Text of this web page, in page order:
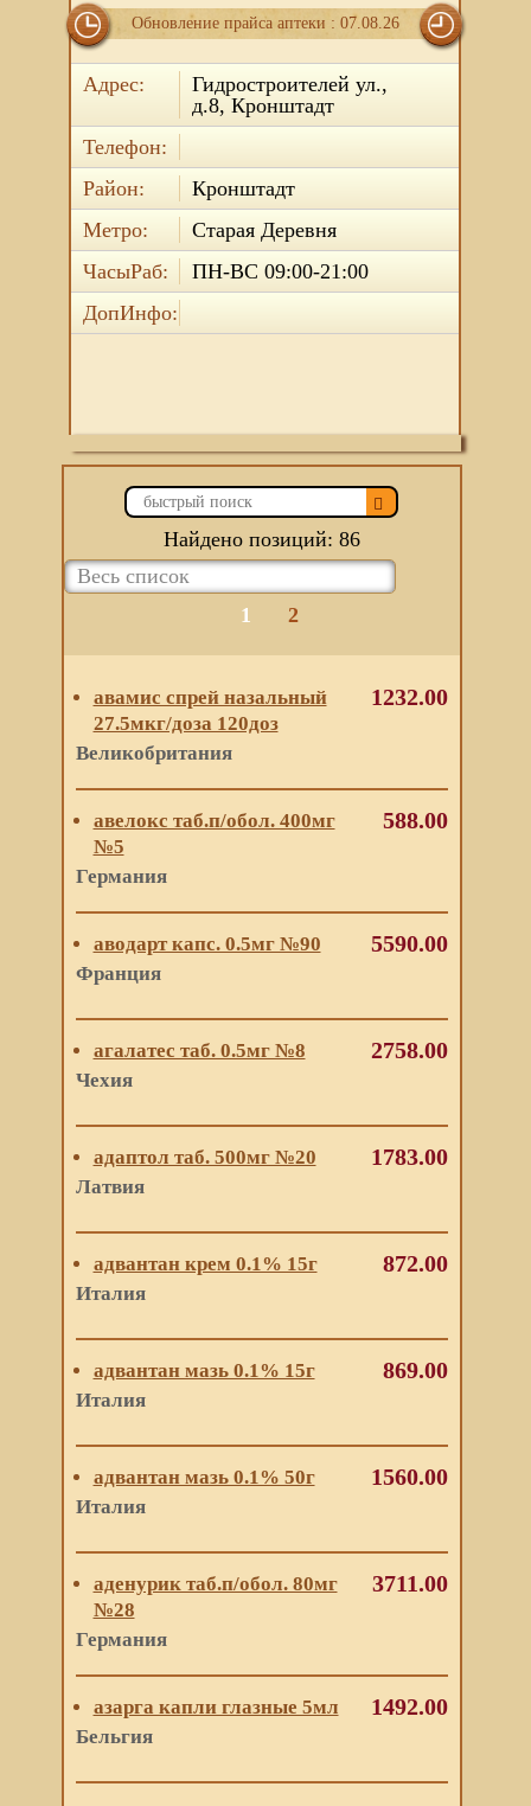
Обновление прайса аптеки : 07.08.26
Адрес:
Гидростроителей ул.,
д.8, Кронштадт
Телефон:
Район:
Кронштадт
Метро:
Старая Деревня
ЧасыРаб:
ПН-ВС 09:00-21:00
ДопИнфо:
Найдено позиций: 86
1 2
авамис спрей назальный
27.5мкг/доза 120доз
Великобритания
1232.00
авелокс таб.п/обол. 400мг
№5
Германия
588.00
аводарт капс. 0.5мг №90
Франция
5590.00
агалатес таб. 0.5мг №8
Чехия
2758.00
адаптол таб. 500мг №20
Латвия
1783.00
адвантан крем 0.1% 15г
Италия
872.00
адвантан мазь 0.1% 15г
Италия
869.00
адвантан мазь 0.1% 50г
Италия
1560.00
аденурик таб.п/обол. 80мг
№28
Германия
3711.00
азарга капли глазные 5мл
Бельгия
1492.00